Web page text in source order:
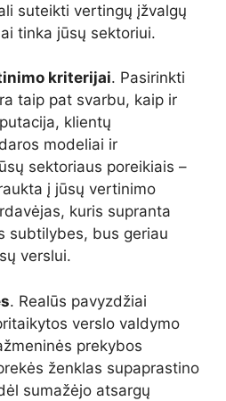
suteikti vertingų įžvalgų
tinka jūsų sektoriui.
kriterijai. Pasirinkti
taip pat svarbu, kaip ir
klientų
modeliai ir
sektoriaus poreikiais –
į jūsų vertinimo
kuris supranta
subtilybes, bus geriau
verslui.
. Realūs pavyzdžiai
verslo valdymo
prekybos
ženklas supaprastino
sumažėjo atsargų